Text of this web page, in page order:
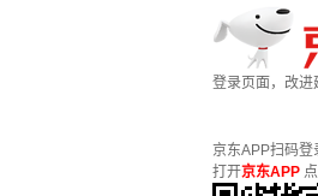
登录页面，改进
京东APP扫码登
打开京东APP